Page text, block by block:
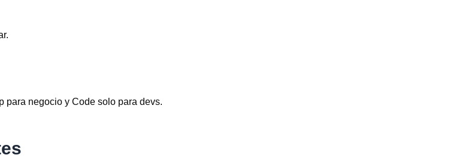
para negocio y Code solo para devs.